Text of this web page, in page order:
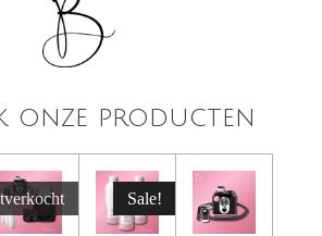
onze producten
Sale!